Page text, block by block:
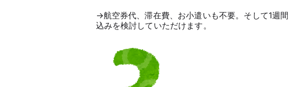
→航空券代、滞在費、お小遣いも不要。そして1週
込みを検討していただけます。